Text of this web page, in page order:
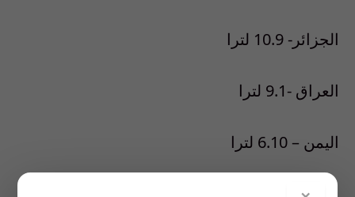
الجزائر- 10.9 لترا
العراق -9.1 لترا
اليمن – 6.10 لترا